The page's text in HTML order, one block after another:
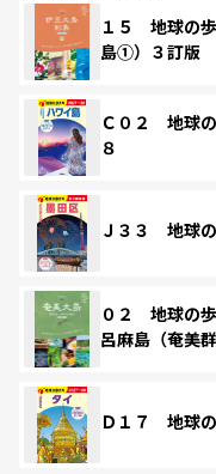
１５ 地球の
島①）３訂版
Ｃ０２ 地球
８
Ｊ３３ 地球
０２ 地球の
呂麻島（奄美
Ｄ１７ 地球